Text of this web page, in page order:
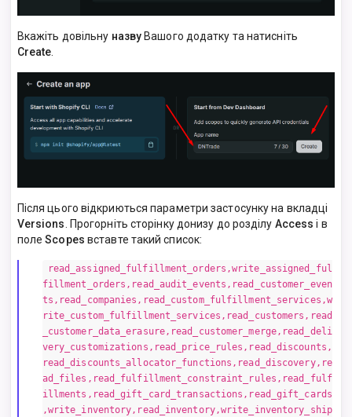
Вкажіть довільну назву Вашого додатку та натисніть
Create
Після цього відкриються параметри застосунку на вкладці
Versions. Прогорніть сторінку донизу до розділу Accessі в
полеScopes вставте такий список:
read_assigned_fulfillment_orders,write_assigned_ful
fillment_orders,read_audit_events,read_customer_even
ts,read_companies,read_custom_fulfillment_services,w
rite_custom_fulfillment_services,read_customers,read
_customer_data_erasure,read_customer_merge,read_deli
very_customizations,read_price_rules,read_discounts,
read_discounts_allocator_functions,read_discovery,re
ad_files,read_fulfillment_constraint_rules,read_fulf
illments,read_gift_card_transactions,read_gift_cards
,write_inventory,read_inventory,write_inventory_ship